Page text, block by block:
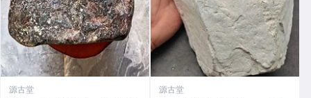
源古堂 源古堂